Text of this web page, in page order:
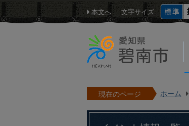
本文へ 文字サイズ
現在のページ ホーム